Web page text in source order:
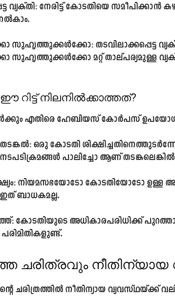
വ്യക്തി: നേരിട്ട് കോടതിയെ സമീപിക്കാൻ
സുഹൃത്തുക്കൾക്കോ:തടവിലാക്കപ്പെട്ട
സുഹൃത്തുക്കൾക്കോ മറ്റ് താല്പര്യമുള്ള
റിട്ട് നിലനിൽക്കാത്തത്?
എതിരെ ഹേബിയസ് കോർപസ്
ഒരു കോടതി
പാലിച്ചോ ആണ് തടങ്കലെങ്കിൽ
നിയമസഭയോടോ കോടതിയോടോ ഉള്ള
ഇത് ബാധകമല്ല.
കോടതിയുടെ അധികാരപരിധിക്ക്
ചരിത്രവും
ചരിത്രത്തിൽ നീതിന്യായ വ്യവസ്ഥയ്ക്ക്